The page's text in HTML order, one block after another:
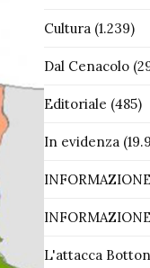
Cultura(1.239)
Dal Cenacolo
Editoriale (485)
In evidenza
L'attacca